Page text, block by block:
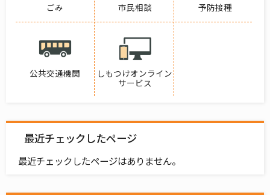
ごみ 市民相談 予防接種
公共交通機関
しもつけオンライン
サービス
最近チェックしたページ
最近チェックしたページはありません。